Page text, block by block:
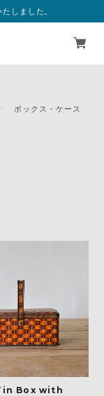
しました。
ボックス・ケース
Box with